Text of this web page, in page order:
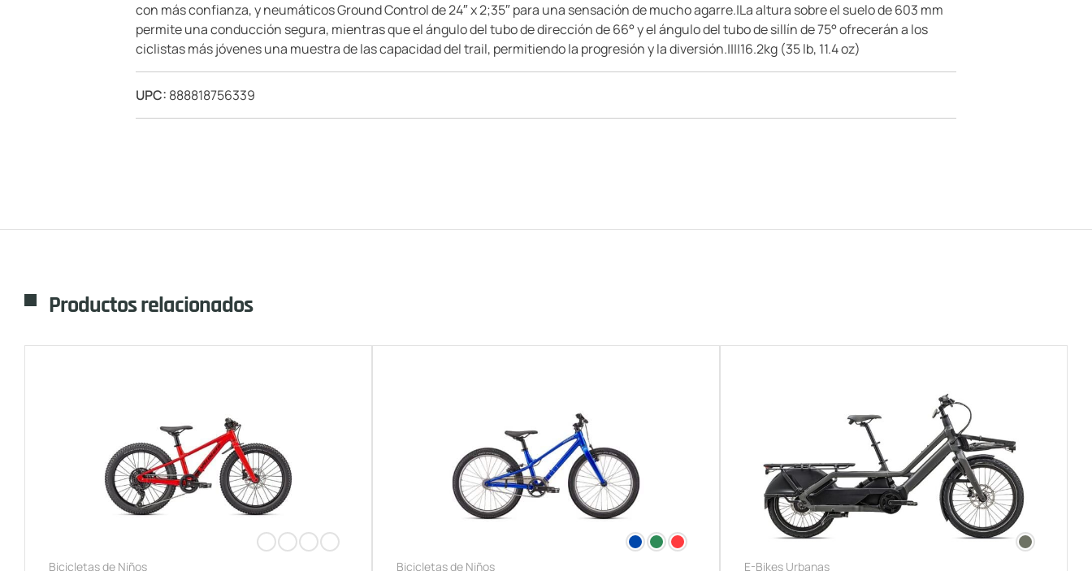
con más confianza, y neumáticos Ground Control de 24″ x 2;35″ para una sensación de mucho agarre.|La altura sobre el suelo de 603 mm
permite una conducción segura, mientras que el ángulo del tubo de dirección de 66° y el ángulo del tubo de sillín de 75° ofrecerán a los
ciclistas más jóvenes una muestra de las capacidad del trail, permitiendo la progresión y la diversión.||||16.2kg (35 lb, 11.4 oz)
UPC: 888818756339
Productos relacionados
Bicicletas de Niños Bicicletas de Niños E-Bikes Urbanas